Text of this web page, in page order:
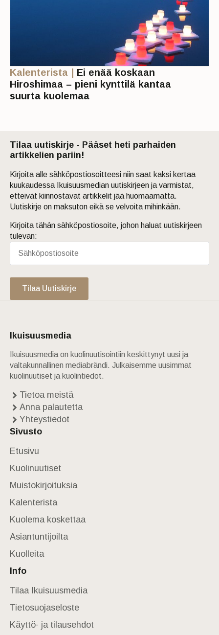
Kalenterista | Ei enää koskaan
Hiroshimaa – pieni kynttilä kantaa
suurta kuolemaa
Tilaa uutiskirje - Pääset heti parhaiden
artikkelien pariin!
Kirjoita alle sähköpostiosoitteesi niin saat kaksi kertaa
kuukaudessa Ikuisuusmedian uutiskirjeen ja varmistat,
etteivät kiinnostavat artikkelit jää huomaamatta.
Uutiskirje on maksuton eikä se velvoita mihinkään.
Kirjoita tähän sähköpostiosoite, johon haluat uutiskirjeen
tulevan:
Tilaa Uutiskirje
Ikuisuusmedia
Ikuisuusmedia on kuolinuutisointiin keskittynyt uusi ja
valtakunnallinen mediabrändi. Julkaisemme uusimmat
kuolinuutiset ja kuolintiedot.
Tietoa meistä
Anna palautetta
Yhteystiedot
Sivusto
Etusivu
Kuolinuutiset
Muistokirjoituksia
Kalenterista
Kuolema koskettaa
Asiantuntijoilta
Kuolleita
Info
Tilaa Ikuisuusmedia
Tietosuojaseloste
Käyttö- ja tilausehdot